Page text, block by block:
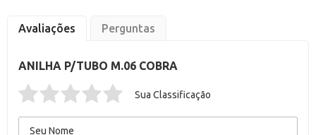
Avaliações Perguntas
ANILHA P/TUBO M.06 COBRA
Sua Classificação